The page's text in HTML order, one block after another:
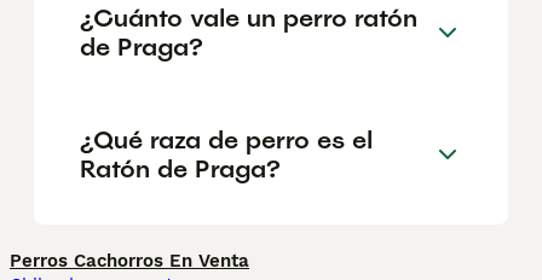
¿Cuánto vale un perro ratón
de Praga?
¿Qué raza de perro es el
Ratón de Praga?
Perros Cachorros En Venta